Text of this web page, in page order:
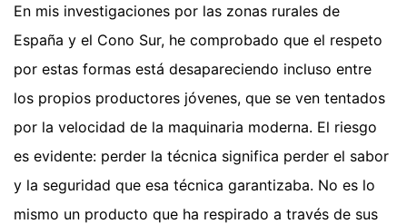
En mis investigaciones por las zonas rurales de
España y el Cono Sur, he comprobado que el respeto
por estas formas está desapareciendo incluso entre
los propios productores jóvenes, que se ven tentados
por la velocidad de la maquinaria moderna. El riesgo
es evidente: perder la técnica significa perder el sabor
y la seguridad que esa técnica garantizaba. No es lo
mismo un producto que ha respirado a través de sus